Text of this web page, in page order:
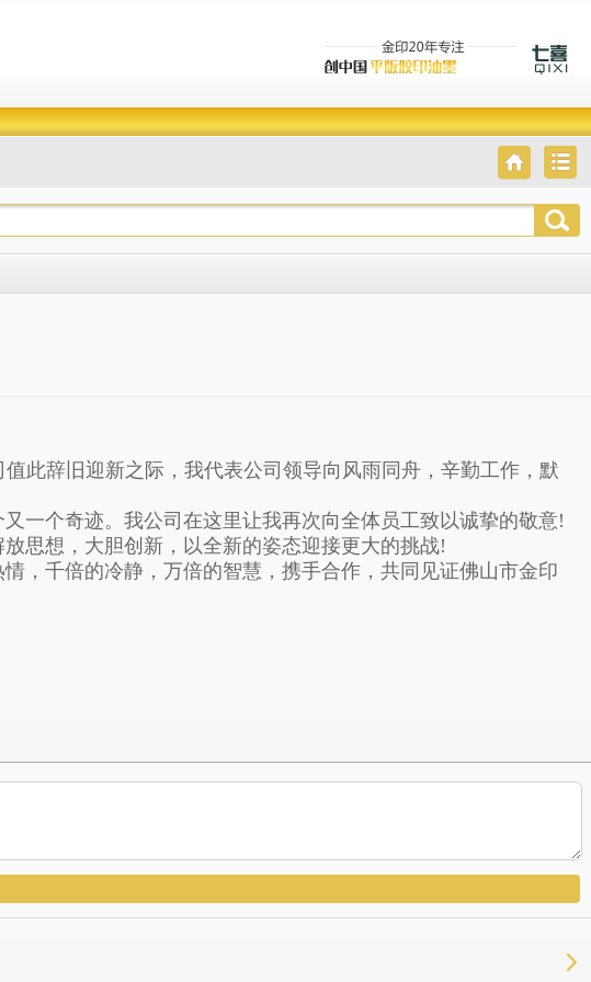
此辞旧迎新之际，我代表公司领导向风雨同舟，辛勤工作，默
个奇迹。我公司在这里让我再次向全体员工致以诚挚的敬意!
思想，大胆创新，以全新的姿态迎接更大的挑战!
千倍的冷静，万倍的智慧，携手合作，共同见证佛山市金印